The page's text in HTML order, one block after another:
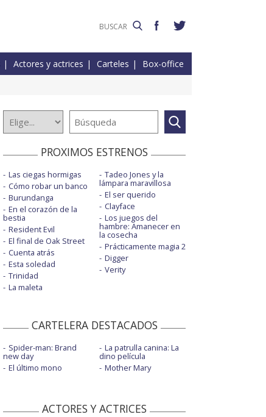
Actores y actrices Carteles Box-office
PROXIMOS ESTRENOS
Las ciegas hormigas
Cómo robar un banco
Burundanga
En el corazón de la
bestia
Resident Evil
El final de Oak Street
Cuenta atrás
Esta soledad
Trinidad
La maleta
Tadeo Jones y la
lámpara maravillosa
El ser querido
Clayface
Los juegos del
hambre: Amanecer en
la cosecha
Prácticamente magia 2
Digger
Verity
CARTELERA DESTACADOS
Spider-man: Brand
new day
El último mono
La patrulla canina: La
dino película
Mother Mary
ACTORES Y ACTRICES